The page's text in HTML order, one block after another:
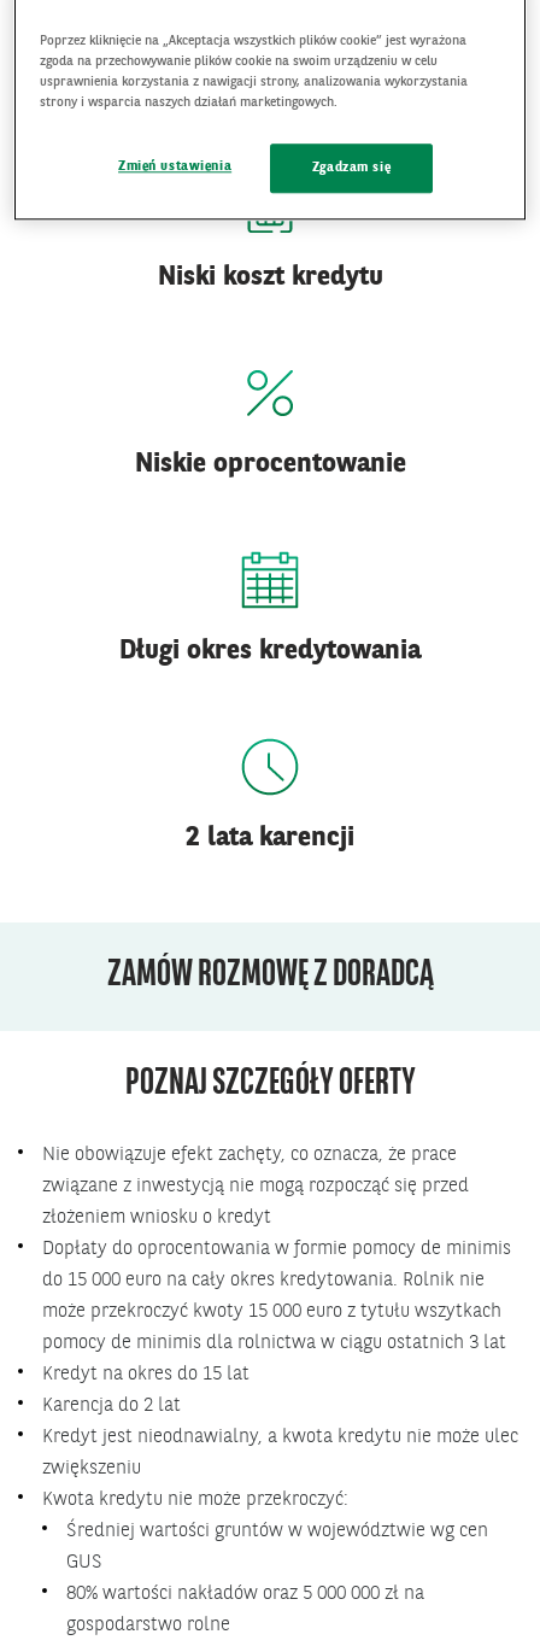
CO ZYSKUJESZ Z KREDYTEM PREFERENCYJNYM
LINIA Z
Niski koszt kredytu
Niskie oprocentowanie
Długi okres kredytowania
2 lata karencji
ZAMÓW ROZMOWĘ Z DORADCĄ
POZNAJ SZCZEGÓŁY OFERTY
Nie obowiązuje efekt zachęty, co oznacza, że prace
związane z inwestycją nie mogą rozpocząć się przed
złożeniem wniosku o kredyt
Dopłaty do oprocentowania w formie pomocy de minimis
do 15 000 euro na cały okres kredytowania. Rolnik nie
może przekroczyć kwoty 15 000 euro z tytułu wszytkach
pomocy de minimis dla rolnictwa w ciągu ostatnich 3 lat
Kredyt na okres do 15 lat
Karencja do 2 lat
Kredyt jest nieodnawialny, a kwota kredytu nie może ulec
zwiększeniu
Kwota kredytu nie może przekroczyć:
Średniej wartości gruntów w województwie wg cen
GUS
80% wartości nakładów oraz 5 000 000 zł na
gospodarstwo rolne
Poprzez kliknięcie na „Akceptacja wszystkich plików cookie” jest wyrażona
zgoda na przechowywanie plików cookie na swoim urządzeniu w celu
usprawnienia korzystania z nawigacji strony, analizowania wykorzystania
strony i wsparcia naszych działań marketingowych.
Zmień ustawienia Zgadzam się